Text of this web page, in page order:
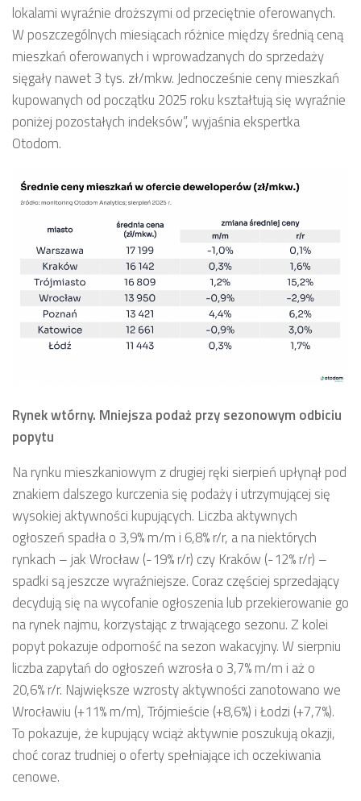
lokalami wyraźnie droższymi od przeciętnie oferowanych.
W poszczególnych miesiącach różnice między średnią ceną
mieszkań oferowanych i wprowadzanych do sprzedaży
sięgały nawet 3 tys. zł/mkw. Jednocześnie ceny mieszkań
kupowanych od początku 2025 roku kształtują się wyraźnie
poniżej pozostałych indeksów”, wyjaśnia ekspertka
Otodom.
Rynek wtórny. Mniejsza podaż przy sezonowym odbiciu
popytu
Na rynku mieszkaniowym z drugiej ręki sierpień upłynął pod
znakiem dalszego kurczenia się podaży i utrzymującej się
wysokiej aktywności kupujących. Liczba aktywnych
ogłoszeń spadła o 3,9% m/m i 6,8% r/r, a na niektórych
rynkach – jak Wrocław (-19% r/r) czy Kraków (-12% r/r) –
spadki są jeszcze wyraźniejsze. Coraz częściej sprzedający
decydują się na wycofanie ogłoszenia lub przekierowanie go
na rynek najmu, korzystając z trwającego sezonu. Z kolei
popyt pokazuje odporność na sezon wakacyjny. W sierpniu
liczba zapytań do ogłoszeń wzrosła o 3,7% m/m i aż o
20,6% r/r. Największe wzrosty aktywności zanotowano we
Wrocławiu (+11% m/m), Trójmieście (+8,6%) i Łodzi (+7,7%).
To pokazuje, że kupujący wciąż aktywnie poszukują okazji,
choć coraz trudniej o oferty spełniające ich oczekiwania
cenowe.